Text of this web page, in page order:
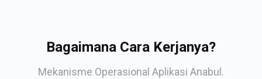
Bagaimana Cara Kerjanya?
Mekanisme Operasional Aplikasi Anabul.